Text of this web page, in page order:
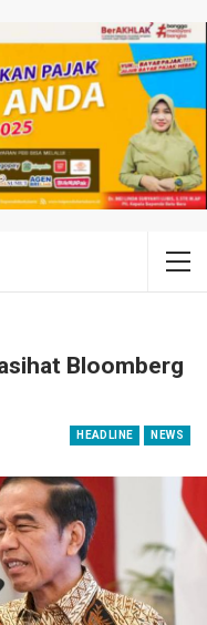
Bloomberg
HEADLINE NEWS